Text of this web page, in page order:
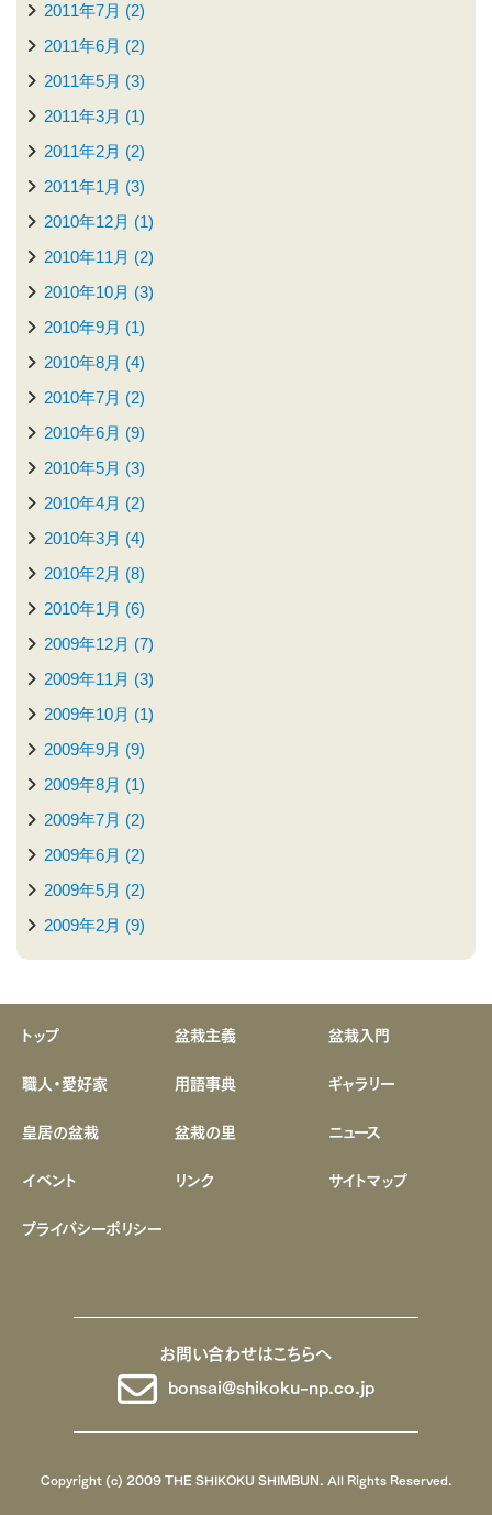
2011年7月 (2)
2011年6月 (2)
2011年5月 (3)
2011年3月 (1)
2011年2月 (2)
2011年1月 (3)
2010年12月 (1)
2010年11月 (2)
2010年10月 (3)
2010年9月 (1)
2010年8月 (4)
2010年7月 (2)
2010年6月 (9)
2010年5月 (3)
2010年4月 (2)
2010年3月 (4)
2010年2月 (8)
2010年1月 (6)
2009年12月 (7)
2009年11月 (3)
2009年10月 (1)
2009年9月 (9)
2009年8月 (1)
2009年7月 (2)
2009年6月 (2)
2009年5月 (2)
2009年2月 (9)
トップ 盆栽主義
盆栽入門
職人・愛好家
用語事典
ギャラリー
皇居の盆栽
盆栽の里
ニュース
イベント
リンク
サイトマップ
プライバシーポリシー
お問い合わせはこちらへ
bonsai@shikoku-np.co.jp
Copyright (c) 2009 THE SHIKOKU SHIMBUN. All Rights Reserved.